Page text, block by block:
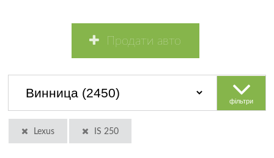
Продати авто
фільтри
Lexus IS 250